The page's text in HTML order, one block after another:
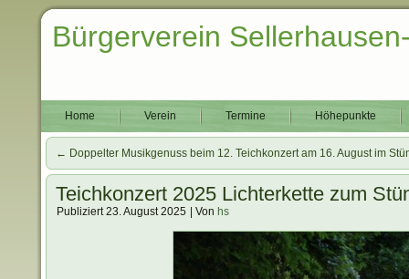
Bürgerverein
Home Verein Termine Höhepunkte
← Doppelter Musikgenuss beim 12. Teichkonzert am 16. August im
Teichkonzert 2025 Lichterkette zum
Publiziert 23. August 2025 Von hs